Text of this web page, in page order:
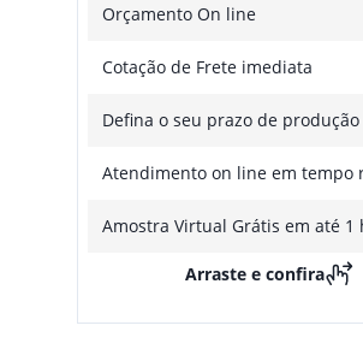
Orçamento On line
Cotação de Frete imediata
Defina o seu prazo de produção
Atendimento on line em tempo
Amostra Virtual Grátis em até 1
Arraste e confira